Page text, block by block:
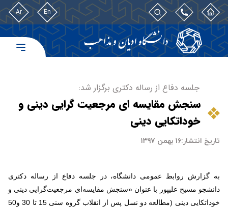
En
Ar
جلسه دفاع از رساله دکتری برگزار شد:
سنجش مقایسه ای مرجعیت گرایی دینی و
خوداتکایی دینی
تاریخ انتشار:۱۶ بهمن ۱۳۹۷
به گزارش روابط عمومی دانشگاه، در جلسه دفاع از رساله دکتری
دانشجو مسیح علیپور با عنوان «سنجش مقایسه‌ای مرجعیت‌گرایی دینی و
خوداتکایی دینی (مطالعه دو نسل پس از انقلاب گروه سنی 15 تا 30 و50